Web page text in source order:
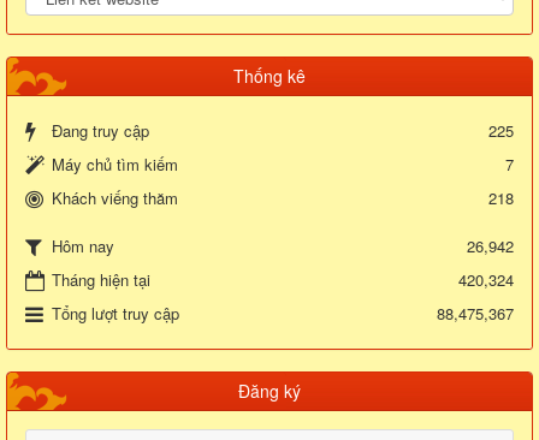
Thống kê
Đang truy cập
225
Máy chủ tìm kiếm
7
Khách viếng thăm
218
Hôm nay
26,942
Tháng hiện tại
420,324
Tổng lượt truy cập
88,475,367
Đăng ký